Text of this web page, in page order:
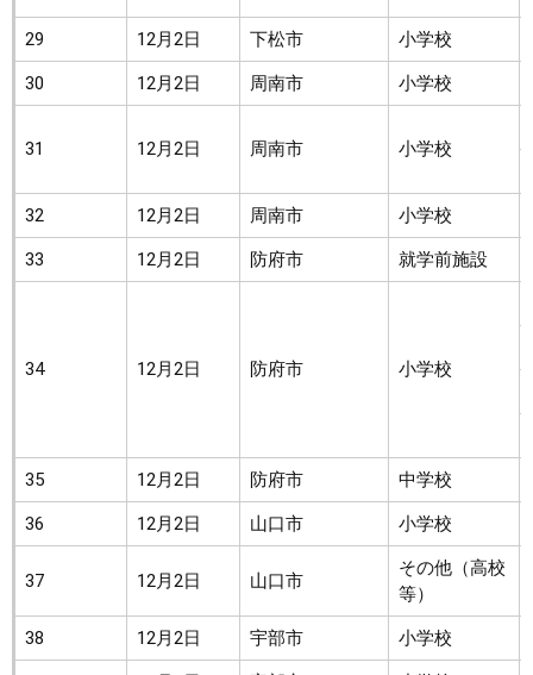
29 12月2日 下松市 小学校
30 12月2日 周南市 小学校
31 12月2日 周南市 小学校
32 12月2日 周南市 小学校
33 12月2日 防府市 就学前施設
34 12月2日 防府市 小学校
35 12月2日 防府市 中学校
36 12月2日 山口市 小学校
37 12月2日 山口市
その他（高校
等）
38 12月2日 宇部市 小学校